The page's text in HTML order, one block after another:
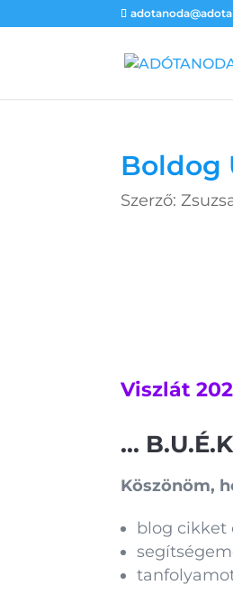
Boldog
Szerző:
Viszlát
...
Köszönöm,
blog cikket